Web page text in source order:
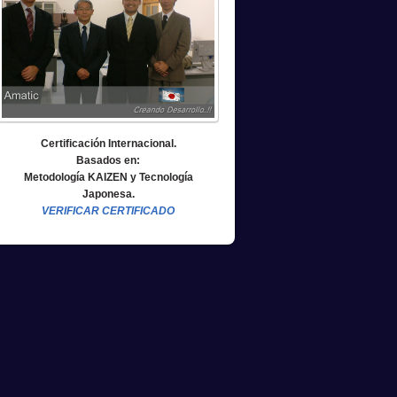
Certificación Internacional.
Basados en:
Metodología KAIZEN y Tecnología
Japonesa.
VERIFICAR CERTIFICADO